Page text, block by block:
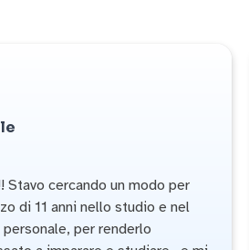
Stavo cercando un modo per
di 11 anni nello studio e nel
per renderlo